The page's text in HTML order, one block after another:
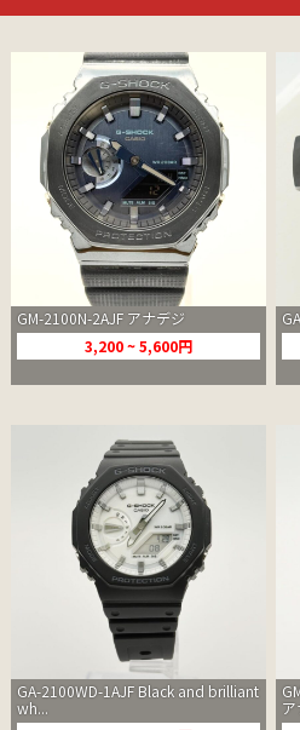
GM-2100N-2AJF アナデジ
3,200 ~ 5,600円
GA-2100WD-1AJF Black and brilliant
wh...